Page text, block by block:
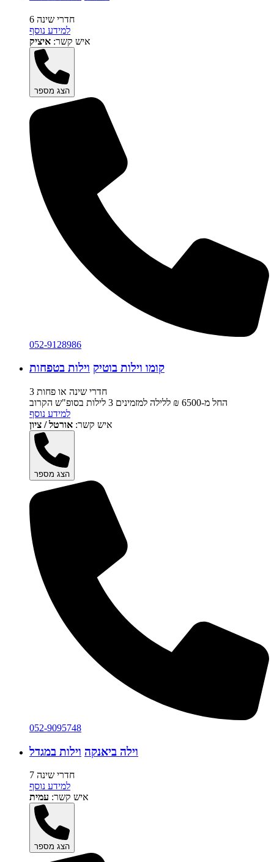
6 חדרי שינה
למידע נוסף
איש קשר: איציק
הצג מספר
052-9128986
קומו וילות בוטיק וילות בטפחות
3 חדרי שינה או פחות
החל מ-‏6500 ₪ ללילה למזמינים 3 לילות בסופ"ש הקרוב
למידע נוסף
איש קשר: אורטל / ציון
הצג מספר
052-9095748
וילה ביאנקה וילות במגדל
7 חדרי שינה
למידע נוסף
איש קשר: עמית
הצג מספר